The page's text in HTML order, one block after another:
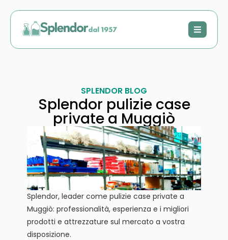
SPLENDOR BLOG
Splendor pulizie case
private a Muggiò
Splendor, leader come pulizie case private a
Muggiò: professionalità, esperienza e i migliori
prodotti e attrezzature sul mercato a vostra
disposizione.